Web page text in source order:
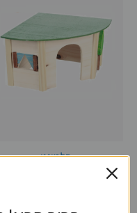
פלמינגו
בית עץ פינתי לארנב פלמינגו